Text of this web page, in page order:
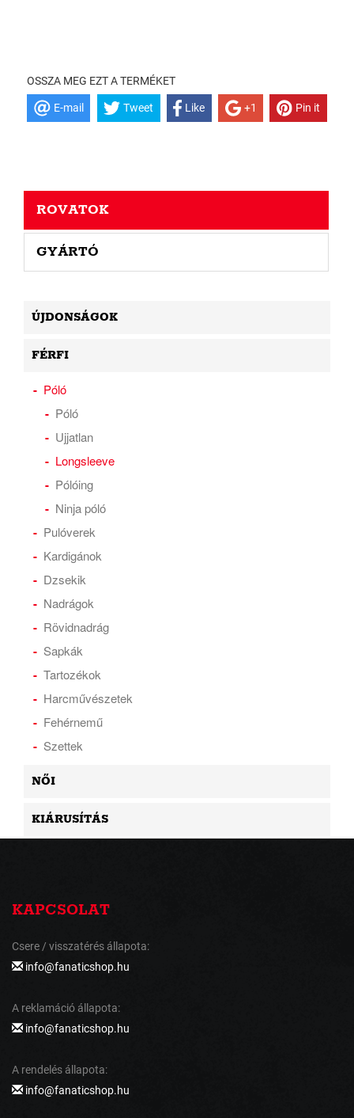
OSSZA MEG EZT A TERMÉKET
E-mail Tweet Like +1 Pin it
ROVATOK
GYÁRTÓ
ÚJDONSÁGOK
FÉRFI
Póló
Póló
Ujjatlan
Longsleeve
Pólóing
Ninja póló
Pulóverek
Kardigánok
Dzsekik
Nadrágok
Rövidnadrág
Sapkák
Tartozékok
Harcművészetek
Fehérnemű
Szettek
NŐI
KIÁRUSÍTÁS
KAPCSOLAT
Csere / visszatérés állapota:
info@fanaticshop.hu
A reklamáció állapota:
info@fanaticshop.hu
A rendelés állapota:
info@fanaticshop.hu